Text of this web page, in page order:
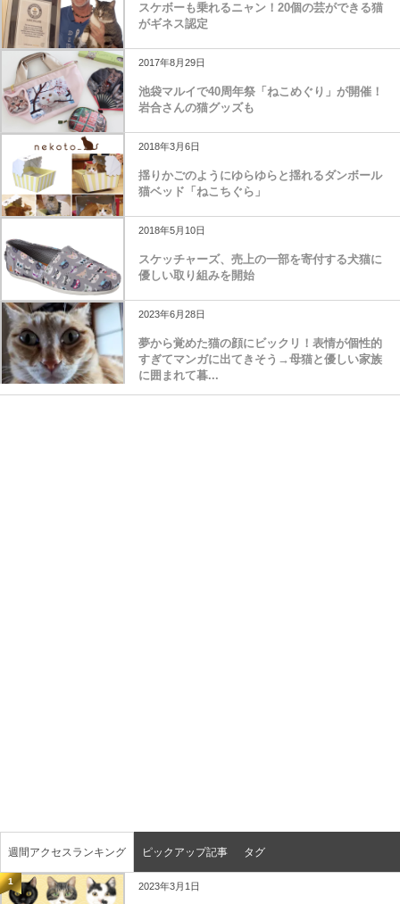
スケボーも乗れるニャン！20個の芸ができる猫
がギネス認定
2017年8月29日
池袋マルイで40周年祭「ねこめぐり」が開催！
岩合さんの猫グッズも
2018年3月6日
揺りかごのようにゆらゆらと揺れるダンボール
猫ベッド「ねこちぐら」
2018年5月10日
スケッチャーズ、売上の一部を寄付する犬猫に
優しい取り組みを開始
2023年6月28日
夢から覚めた猫の顔にビックリ！表情が個性的
すぎてマンガに出てきそう→母猫と優しい家族
に囲まれて暮...
週間アクセスランキング ピックアップ記事 タグ
1 2023年3月1日